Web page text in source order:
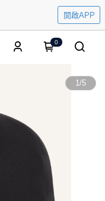
開啟APP
0
1/5